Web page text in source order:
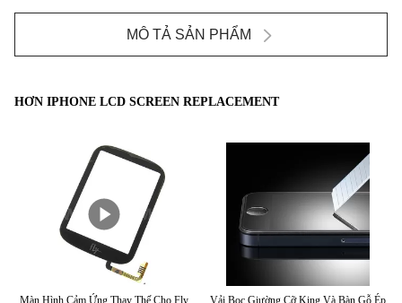
MÔ TẢ SẢN PHẨM
HƠN IPHONE LCD SCREEN REPLACEMENT
Màn Hình Cảm Ứng Thay Thế Cho Fly
Vải Bọc Giường Cỡ King Và Bàn Gỗ Ép